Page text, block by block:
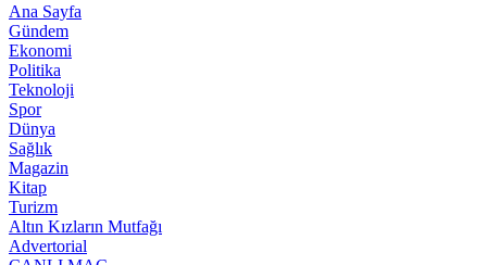
Ana Sayfa
Gündem
Ekonomi
Politika
Teknoloji
Spor
Dünya
Sağlık
Magazin
Kitap
Turizm
Altın Kızların Mutfağı
Advertorial